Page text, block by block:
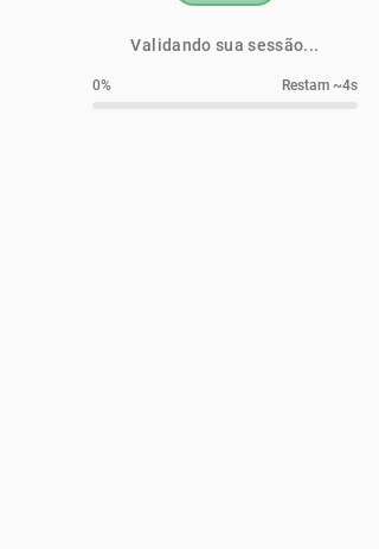
Validando sua sessão...
0% Restam ~4s